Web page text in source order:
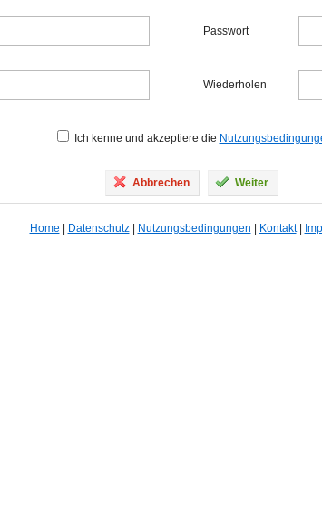
Passwort
Wiederholen
Ich kenne und akzeptiere die
Abbrechen Weiter
Home | Datenschutz| Nutzungsbedingungen | Kontakt|